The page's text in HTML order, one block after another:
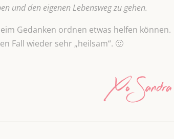
und den eigenen Lebensweg zu gehen.
Gedanken ordnen etwas helfen können.
Fall wieder sehr „heilsam“. 🙂